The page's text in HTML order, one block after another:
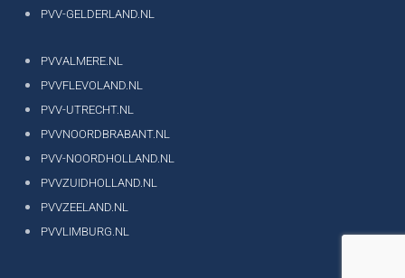
PVV-GELDERLAND.NL
PVVALMERE.NL
PVVFLEVOLAND.NL
PVV-UTRECHT.NL
PVVNOORDBRABANT.NL
PVV-NOORDHOLLAND.NL
PVVZUIDHOLLAND.NL
PVVZEELAND.NL
PVVLIMBURG.NL